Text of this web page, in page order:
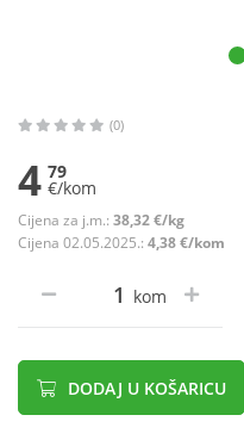
(0)
4 79
€/kom
Cijena za j.m.: 38,32 €/kg
Cijena 02.05.2025.: 4,38 €/kom
kom
DODAJ U KOŠARICU